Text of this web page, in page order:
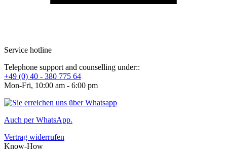
Service hotline
Telephone support and counselling under::
+49 (0) 40 - 380 775 64
Mon-Fri, 10:00 am - 6:00 pm
Auch per WhatsApp.
Vertrag widerrufen
Know-How